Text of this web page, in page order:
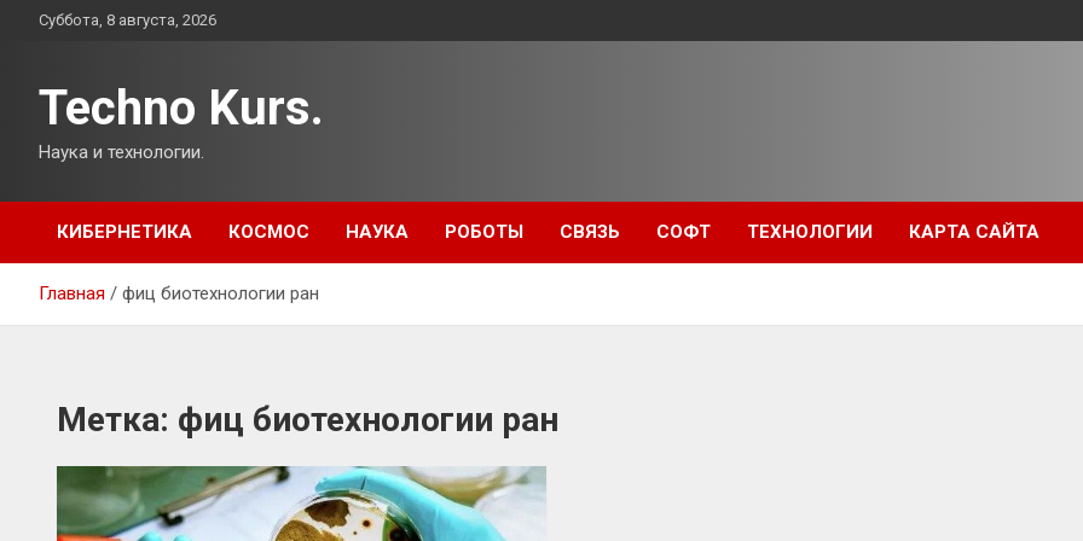
ПерейтиСуббота, 8 августа, 2026
Techno Kurs.
Наука и технологии.
КИБЕРНЕТИКА КОСМОС НАУКА РОБОТЫ СВЯЗЬ СОФТ ТЕХНОЛОГИИ КАРТА САЙТА
Главная фиц биотехнологии ран
Метка: фиц биотехнологии ран